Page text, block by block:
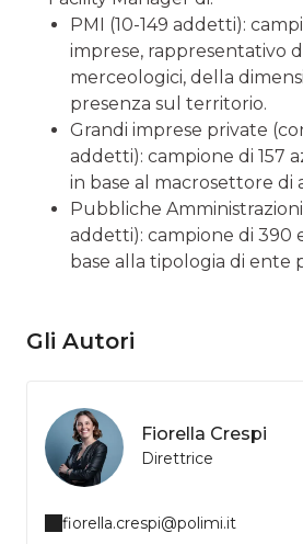
PMI (10-149 addetti):
imprese, rappresentativo
merceologici, della
presenza sul territorio.
Grandi imprese private
addetti): campione di 157
in base al macrosettore di
Pubbliche
addetti): campione di 390
base alla tipologia di ente
Gli Autori
Fiorella Crespi
Direttrice
fiorella.crespi@polimi.it